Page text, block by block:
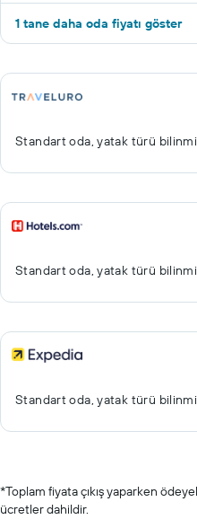
1 tane daha oda fiyatı göster
Standart oda, yatak türü
Standart oda, yatak türü
Standart oda, yatak türü
*Toplam fiyata çıkış yaparken
ücretler dahildir.